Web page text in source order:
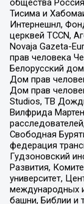
Тисима и
Интернешнл,
церквей TCCN,
Novaja Gazeta-
прав человека
Белорусский
Дом прав
Дом прав
Studios, ТВ
Вилфрида
Свободная
федерация
Гудзоновский
Развития,
университет,
международных
башни, Библии и